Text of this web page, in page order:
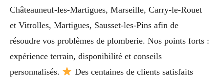
Châteauneuf-les-Martigues, Marseille, Carry-le-Rouet
et Vitrolles, Martigues, Sausset-les-Pins afin de
résoudre vos problèmes de plomberie. Nos points forts :
expérience terrain, disponibilité et conseils
personnalisés.
Des centaines de clients satisfaits